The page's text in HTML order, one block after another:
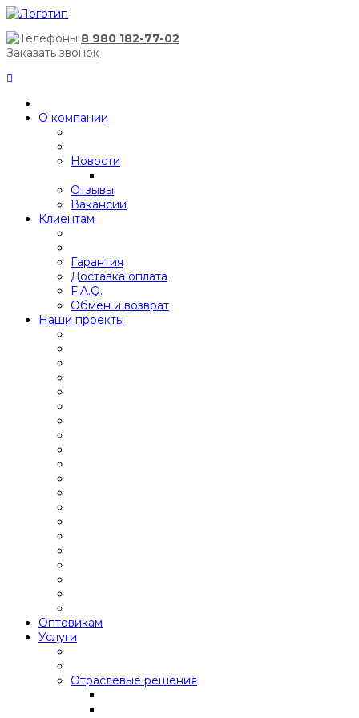
8 980 182-77-02
Заказать звонок
О компании
Новости
Отзывы
Вакансии
Клиентам
Гарантия
Доставка оплата
F.A.Q.
Обмен и возврат
Наши проекты
Оптовикам
Услуги
Отраслевые решения